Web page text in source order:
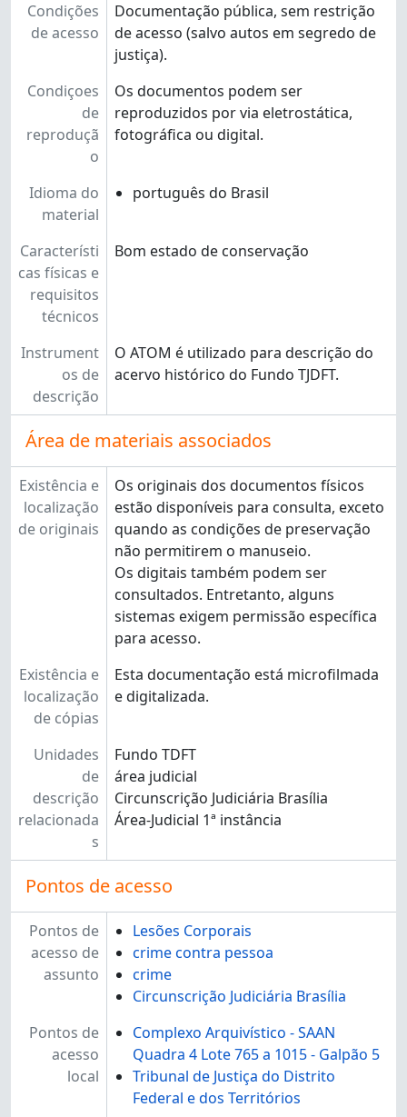
Condições
de acesso
Documentação pública, sem restrição
de acesso (salvo autos em segredo de
justiça).
Condiçoes
de
reproduçã
o
Os documentos podem ser
reproduzidos por via eletrostática,
fotográfica ou digital.
Idioma do
material
português do Brasil
Característi
cas físicas e
requisitos
técnicos
Bom estado de conservação
Instrument
os de
descrição
O ATOM é utilizado para descrição do
acervo histórico do Fundo TJDFT.
Área de materiais associados
Existência e
localização
de originais
Os originais dos documentos físicos
estão disponíveis para consulta, exceto
quando as condições de preservação
não permitirem o manuseio.
Os digitais também podem ser
consultados. Entretanto, alguns
sistemas exigem permissão específica
para acesso.
Existência e
localização
de cópias
Esta documentação está microfilmada
e digitalizada.
Unidades
de
descrição
relacionada
s
Fundo TDFT
área judicial
Circunscrição Judiciária Brasília
Área-Judicial 1ª instância
Pontos de acesso
Pontos de
acesso de
assunto
Lesões Corporais
crime contra pessoa
crime
Circunscrição Judiciária Brasília
Pontos de
acesso
local
Complexo Arquivístico - SAAN
Quadra 4 Lote 765 a 1015 - Galpão 5
Tribunal de Justiça do Distrito
Federal e dos Territórios